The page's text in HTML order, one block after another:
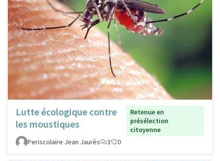
Lutte écologique contre
les moustiques
Retenue en
présélection
citoyenne
Periscolaire Jean Jaurès
3 0